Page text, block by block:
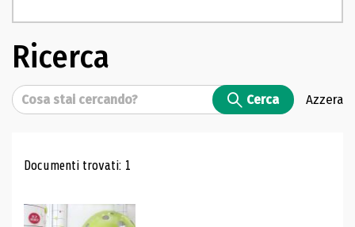
Ricerca
Cerca Cerca Azzera
Risultati di ricerca
Documenti trovati: 1